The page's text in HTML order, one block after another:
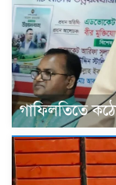
গাফিলতিতে